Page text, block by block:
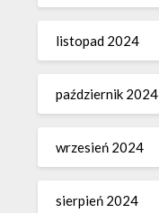
listopad 2024
październik 2024
wrzesień 2024
sierpień 2024